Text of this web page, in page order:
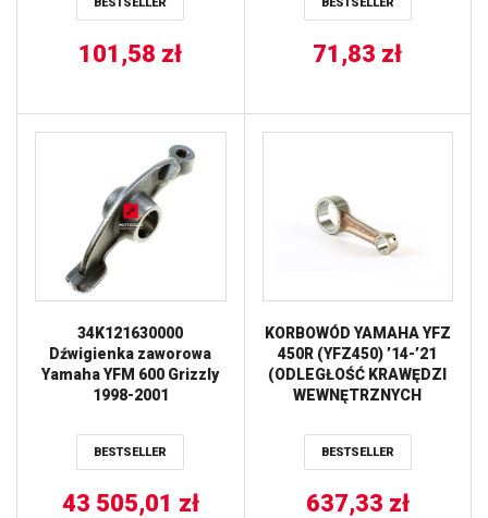
101,58 zł 71,83 zł
34K121630000
Dźwigienka zaworowa
Yamaha YFM 600 Grizzly
1998-2001
BESTSELLER
43 505,01 zł
KORBOWÓD YAMAHA YFZ
450R (YFZ450) ’14-’21
(ODLEGŁOŚĆ KRAWĘDZI
WEWNĘTRZNYCH
(OEM:1TD-11651-00)
PROX
BESTSELLER
637,33 zł